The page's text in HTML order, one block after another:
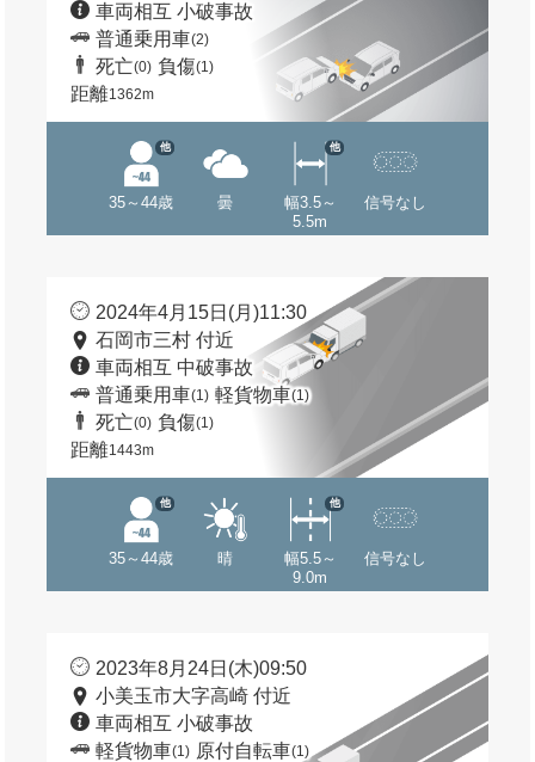
車両相互 小破事故
普通乗用車(2)
死亡(0) 負傷(1)
距離1362m
35～44歳
他
曇
幅3.5～
5.5m
他
信号なし
2024年4月15日(月)11:30
石岡市三村 付近
車両相互 中破事故
普通乗用車(1) 軽貨物車(1)
死亡(0) 負傷(1)
距離1443m
35～44歳
他
晴
幅5.5～
9.0m
他
信号なし
2023年8月24日(木)09:50
小美玉市大字高崎 付近
車両相互 小破事故
軽貨物車(1) 原付自転車(1)